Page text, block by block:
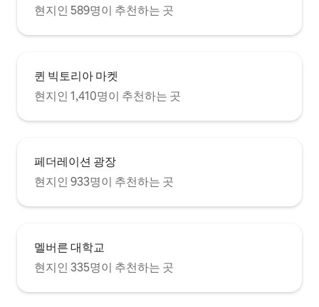
현지인 589명이 추천하는 곳
퀸 빅토리아 마켓
현지인 1,410명이 추천하는 곳
페더레이션 광장
현지인 933명이 추천하는 곳
멜버른 대학교
현지인 335명이 추천하는 곳